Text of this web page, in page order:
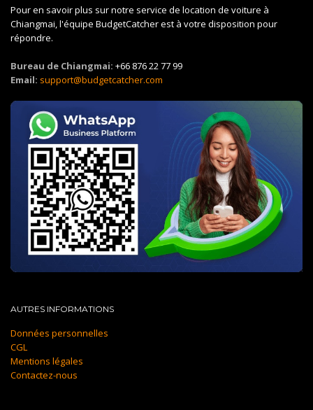
Pour en savoir plus sur notre service de location de voiture à
Chiangmai, l'équipe BudgetCatcher est à votre disposition pour
répondre.
Bureau de Chiangmai: +66 876 22 77 99
Email: support@budgetcatcher.com
AUTRES INFORMATIONS
Données personnelles
CGL
Mentions légales
Contactez-nous